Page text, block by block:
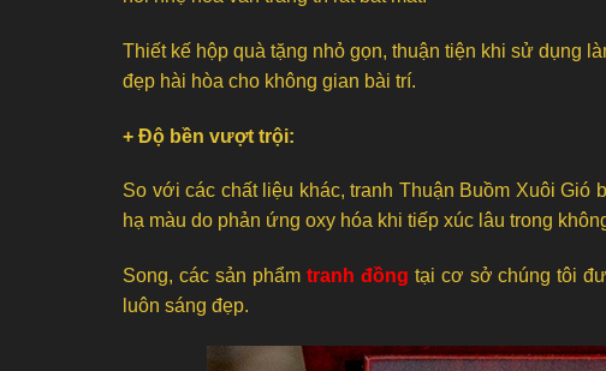
Thiết kế hộp quà tặng nhỏ gọn, thuận tiện khi sử dụng
đẹp hài hòa cho không gian bài trí.
+ Độ bền vượt trội:
So với các chất liệu khác, tranh Thuận Buồm Xuôi
hạ màu do phản ứng oxy hóa khi tiếp xúc lâu trong
Song, các sản phẩm tranh đồng tại cơ sở chúng tôi
luôn sáng đẹp.